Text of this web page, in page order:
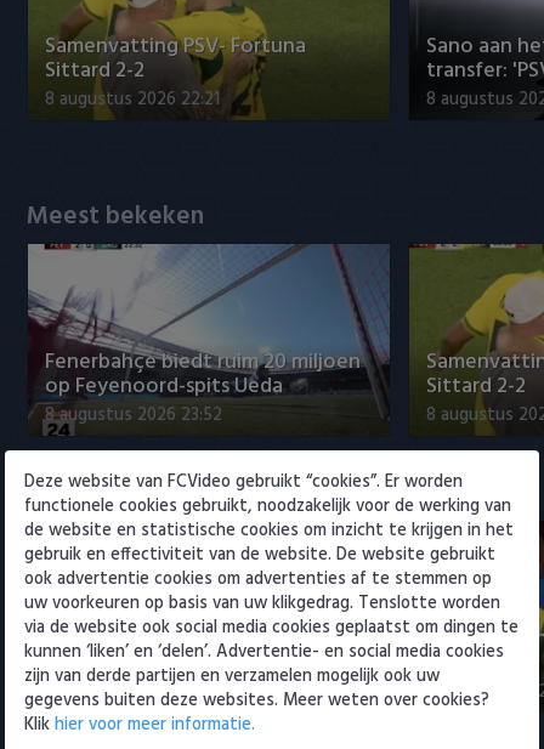
SC Heerenveen
Sparta
VVV Venlo
Samenvatting PSV- Fortuna
Sittard 2-2
8 augustus 2026 22:21
Sano aan
transfer:
8 augustus
Meest bekeken
Fenerbahçe biedt ruim 20 miljoen
op Feyenoord-spits Ueda
8 augustus 2026 23:52
Sittard 2-2
8 augustus
Eredivisie
Fenerbahçe biedt ruim 20 miljoen
op Feyenoord-spits Ueda
8 augustus 2026 23:52
2-0
8 augustus
Deze website van FCVideo gebruikt “cookies”. Er worden
functionele cookies gebruikt, noodzakelijk voor de werking van
de website en statistische cookies om inzicht te krijgen in het
gebruik en effectiviteit van de website. De website gebruikt
ook advertentie cookies om advertenties af te stemmen op
uw voorkeuren op basis van uw klikgedrag. Tenslotte worden
via de website ook social media cookies geplaatst om dingen te
kunnen ‘liken’ en ‘delen’. Advertentie- en social media cookies
zijn van derde partijen en verzamelen mogelijk ook uw
gegevens buiten deze websites. Meer weten over cookies?
Klikhier voor meer informatie.